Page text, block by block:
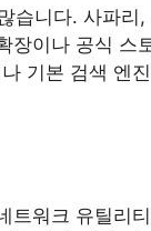
습니다. 사파리
장이나 공식 스
기본 검색 엔
워크 유틸리티